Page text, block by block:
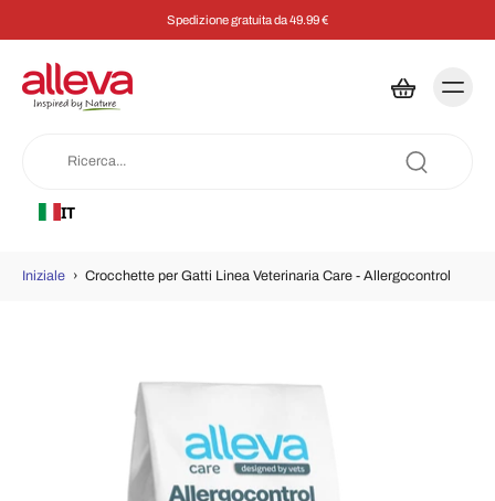
Spedizione gratuita da 49.99 €
IT
Iniziale › Crocchette per Gatti Linea Veterinaria Care - Allergocontrol